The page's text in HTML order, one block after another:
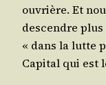
ouvrière. Et
des­cendre plus
« dans la lutte
Capi­tal qui est